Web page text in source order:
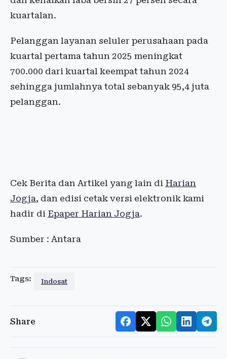
kuartalan.
Pelanggan layanan seluler perusahaan pada
kuartal pertama tahun 2025 meningkat
700.000 dari kuartal keempat tahun 2024
sehingga jumlahnya total sebanyak 95,4 juta
pelanggan.
Cek Berita dan Artikel yang lain di Harian
Jogja, dan edisi cetak versi elektronik kami
hadir di Epaper Harian Jogja.
Sumber : Antara
Tags: Indosat
Share